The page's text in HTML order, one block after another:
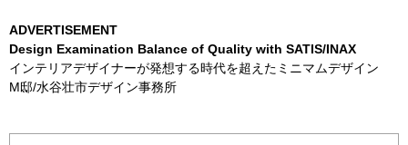
ADVERTISEMENT
Design Examination Balance of Quality with SATIS/INAX
インテリアデザイナーが発想する時代を超えたミニマムデザイン
M邸/水谷壮市デザイン事務所